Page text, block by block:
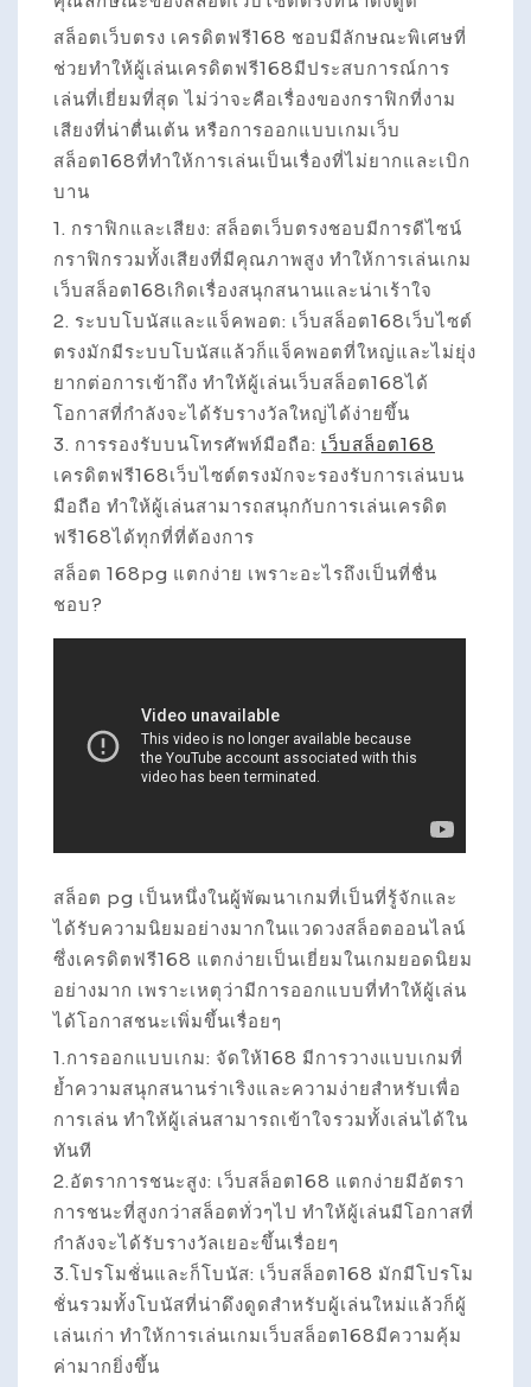
สล็อตเว็บตรง เครดิตฟรี168 ชอบมีลักษณะพิเศษที่
ช่วยทำให้ผู้เล่นเครดิตฟรี168มีประสบการณ์การ
เล่นที่เยี่ยมที่สุด ไม่ว่าจะคือเรื่องของกราฟิกที่งาม
เสียงที่น่าตื่นเต้น หรือการออกแบบเกมเว็บ
สล็อต168ที่ทำให้การเล่นเป็นเรื่องที่ไม่ยากและเบิก
บาน
1. กราฟิกและเสียง: สล็อตเว็บตรงชอบมีการดีไซน์
กราฟิกรวมทั้งเสียงที่มีคุณภาพสูง ทำให้การเล่นเกม
เว็บสล็อต168เกิดเรื่องสนุกสนานและน่าเร้าใจ
2. ระบบโบนัสและแจ็คพอต: เว็บสล็อต168เว็บไซต์
ตรงมักมีระบบโบนัสแล้วก็แจ็คพอตที่ใหญ่และไม่ยุ่ง
ยากต่อการเข้าถึง ทำให้ผู้เล่นเว็บสล็อต168ได้
โอกาสที่กำลังจะได้รับรางวัลใหญ่ได้ง่ายขึ้น
3. การรองรับบนโทรศัพท์มือถือ: เว็บสล็อต168
เครดิตฟรี168เว็บไซต์ตรงมักจะรองรับการเล่นบน
มือถือ ทำให้ผู้เล่นสามารถสนุกกับการเล่นเครดิต
ฟรี168ได้ทุกที่ที่ต้องการ
สล็อต 168pg แตกง่าย เพราะอะไรถึงเป็นที่ชื่น
ชอบ?
สล็อต pg เป็นหนึ่งในผู้พัฒนาเกมที่เป็นที่รู้จักและ
ได้รับความนิยมอย่างมากในแวดวงสล็อตออนไลน์
ซึ่งเครดิตฟรี168 แตกง่ายเป็นเยี่ยมในเกมยอดนิยม
อย่างมาก เพราะเหตุว่ามีการออกแบบที่ทำให้ผู้เล่น
ได้โอกาสชนะเพิ่มขึ้นเรื่อยๆ
1.การออกแบบเกม: จัดให้168 มีการวางแบบเกมที่
ย้ำความสนุกสนานร่าเริงและความง่ายสำหรับเพื่อ
การเล่น ทำให้ผู้เล่นสามารถเข้าใจรวมทั้งเล่นได้ใน
ทันที
2.อัตราการชนะสูง: เว็บสล็อต168 แตกง่ายมีอัตรา
การชนะที่สูงกว่าสล็อตทั่วๆไป ทำให้ผู้เล่นมีโอกาสที่
กำลังจะได้รับรางวัลเยอะขึ้นเรื่อยๆ
3.โปรโมชั่นและก็โบนัส: เว็บสล็อต168 มักมีโปรโม
ชั่นรวมทั้งโบนัสที่น่าดึงดูดสำหรับผู้เล่นใหม่แล้วก็ผู้
เล่นเก่า ทำให้การเล่นเกมเว็บสล็อต168มีความคุ้ม
ค่ามากยิ่งขึ้น